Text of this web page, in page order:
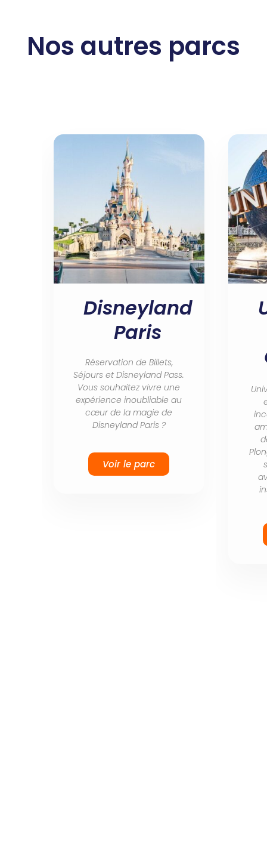
Nos autres parcs
Disneyland
Paris
Réservation de Billets,
Séjours et Disneyland Pass.
Vous souhaitez vivre une
expérience inoubliable au
cœur de la magie de
Disneyland Paris ?
Voir le parc